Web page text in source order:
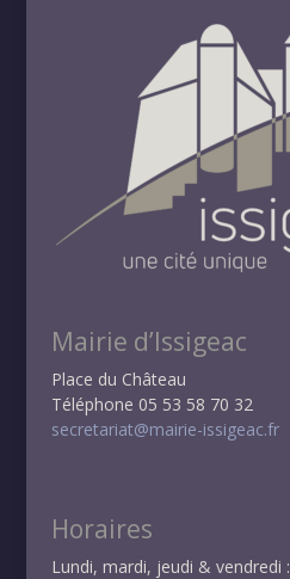
Mairie d’Issigeac
Place du Château
Téléphone 05 53 58 70 32
secretariat@mairie-issigeac.fr
Horaires
Lundi, mardi, jeudi & vendredi :